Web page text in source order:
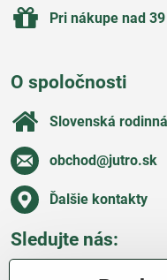
Pri nákupe nad
O spoločnosti
Slovenská
obchod​@jutro​.sk
Ďalšie kontakty
Sledujte nás: